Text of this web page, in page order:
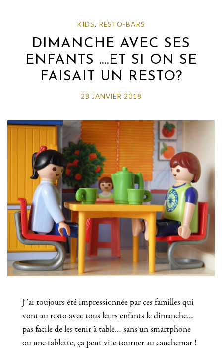
KIDS, RESTO-BARS
DIMANCHE AVEC SES
ENFANTS ….ET SI ON SE
FAISAIT UN RESTO?
28 JANVIER 2018
J’ai toujours été impressionnée par ces familles qui
vont au resto avec tous leurs enfants le dimanche…
pas facile de les tenir à table… sans un smartphone
ou une tablette, ça peut vite tourner au cauchemar !